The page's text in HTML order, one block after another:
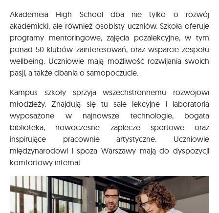
Akademeia High School dba nie tylko o rozwój
akademicki, ale również osobisty uczniów. Szkoła oferuje
programy mentoringowe, zajęcia pozalekcyjne, w tym
ponad 50 klubów zainteresowań, oraz wsparcie zespołu
wellbeing. Uczniowie mają możliwość rozwijania swoich
pasji, a także dbania o samopoczucie.
Kampus szkoły sprzyja wszechstronnemu rozwojowi
młodzieży. Znajdują się tu sale lekcyjne i laboratoria
wyposażone w najnowsze technologie, bogata
biblioteka, nowoczesne zaplecze sportowe oraz
inspirujące pracownie artystyczne. Uczniowie
międzynarodowi i spoza Warszawy mają do dyspozycji
komfortowy internat.